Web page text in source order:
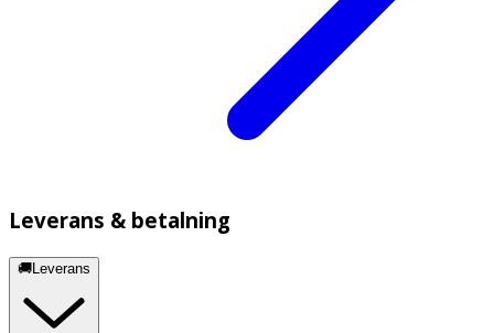
Leverans & betalning
🚚Leverans